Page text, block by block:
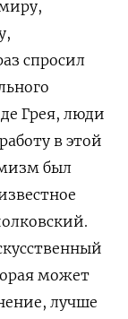
спросил
Грея, люди
в этой
был
может
лучше